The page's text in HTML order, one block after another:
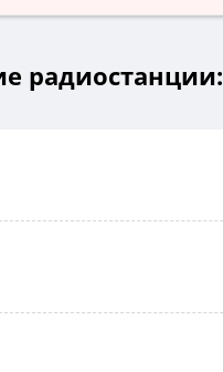
радиостанции: